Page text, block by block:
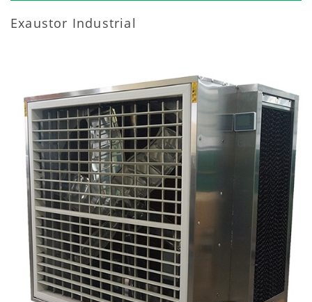
Exaustor Industrial